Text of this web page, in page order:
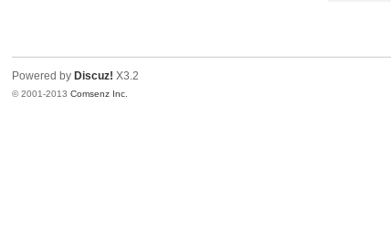
Powered by Discuz! X3.2
© 2001-2013Comsenz Inc.